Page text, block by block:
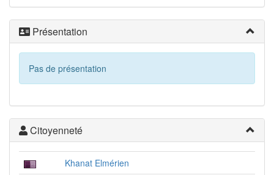
Présentation
Pas de présentation
Citoyenneté
Khanat Elmérien